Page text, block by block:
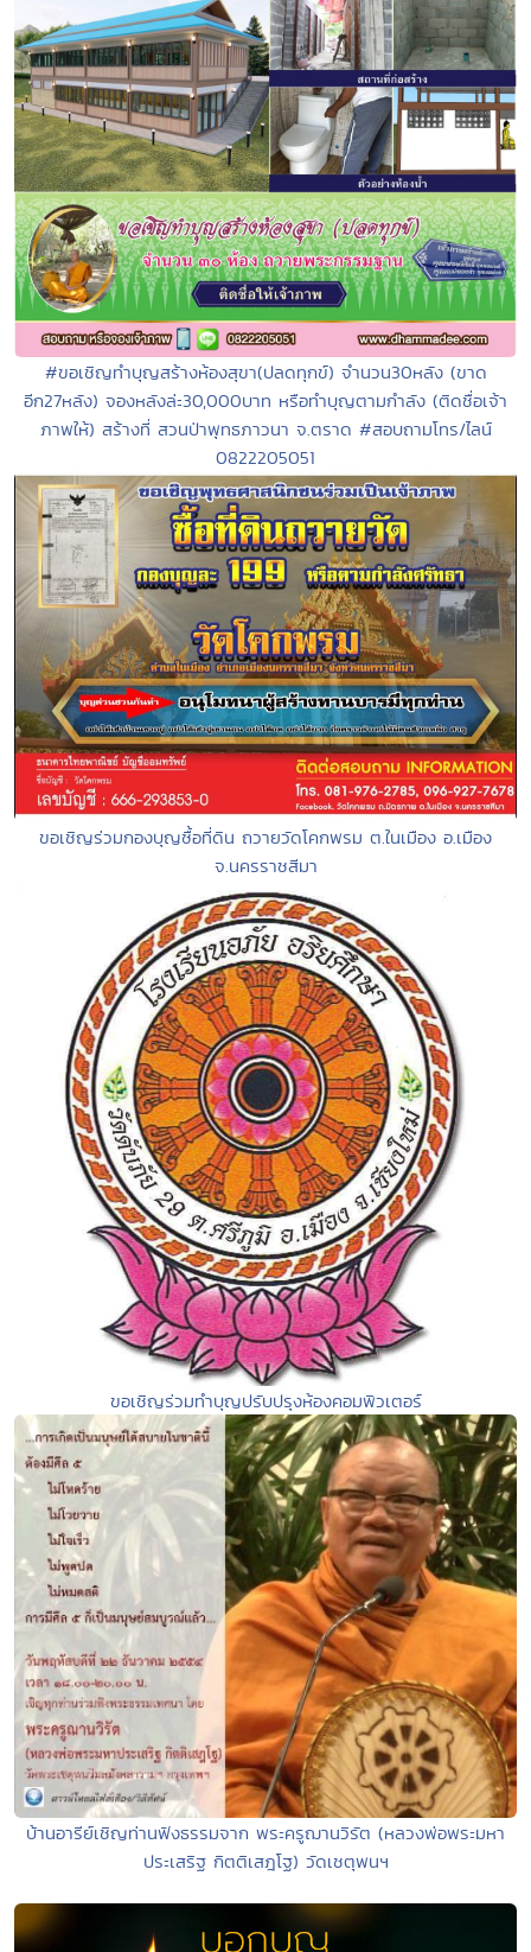
#ขอเชิญทำบุญสร้างห้องสุขา(ปลดทุกข์) จำนวน30หลัง (ขาด
อีก27หลัง) จองหลังล่ะ30,000บาท หรือทำบุญตามกำลัง (ติดชื่อเจ้า
ภาพให้) สร้างที่ สวนป่าพุทธภาวนา จ.ตราด #สอบถามโทร/ไลน์
0822205051
ขอเชิญร่วมกองบุญซื้อที่ดิน ถวายวัดโคกพรม ต.ในเมือง อ.เมือง
จ.นครราชสีมา
ขอเชิญร่วมทำบุญปรับปรุงห้องคอมพิวเตอร์
บ้านอารีย์เชิญท่านฟังธรรมจาก พระครูฌานวิรัต (หลวงพ่อพระมหา
ประเสริฐ กิตติเสฎโฐ) วัดเชตุพนฯ